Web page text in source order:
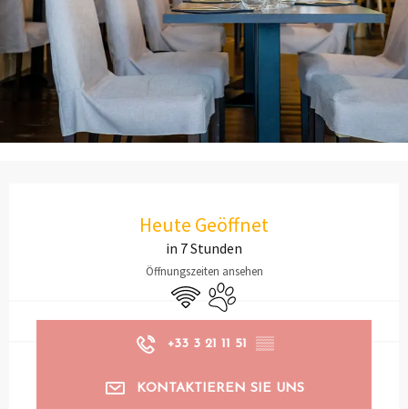
Heute Geöffnet
in 7 Stunden
Öffnungszeiten ansehen
Wi-Fi Tiere erlaubt
+33 3 21 11 51 ▒▒
KONTAKTIEREN SIE UNS